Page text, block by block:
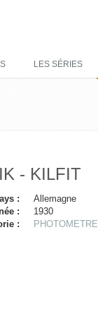
LES SÉRIES
- KILFIT
:
Allemagne
:
1930
:
PHOTOMETRE